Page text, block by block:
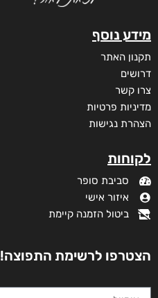
מידע נוסף
תקנון האתר
דרושים
צרו קשר
מדיניות פרטיות
הצהרת נגישות
לקוחות
סביבת סופר
איזור אישי
ביטול הזמנה קיימת
הצטרפו לרשימת התפוצה!